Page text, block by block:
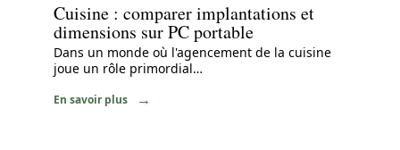
Cuisine : comparer implantations et
dimensions sur PC portable
Dans un monde où l'agencement de la cuisine
joue un rôle primordial…
En savoir plus